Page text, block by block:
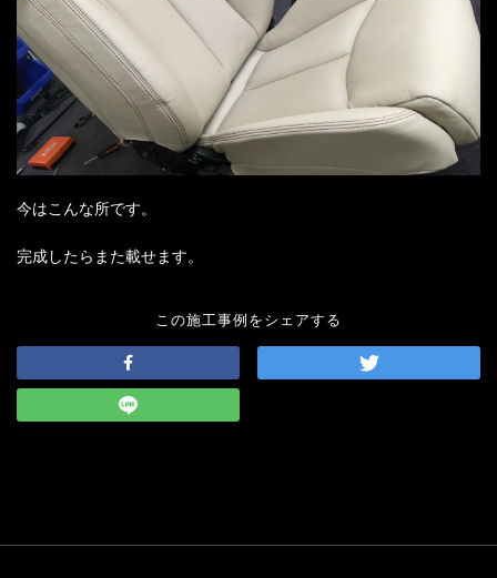
今はこんな所です。
完成したらまた載せます。
この施工事例をシェアする